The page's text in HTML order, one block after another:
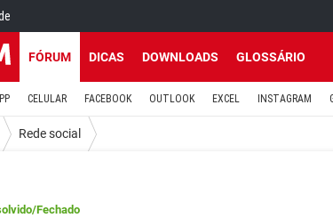
FÓRUM DICAS DOWNLOADS GLOSSÁRIO
CELULAR FACEBOOK OUTLOOK EXCEL INSTAGRAM
Rede social
/Fechado